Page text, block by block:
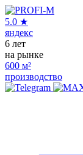
5.0 ★
яндекс
6 лет
на рынке
600 м²
производство